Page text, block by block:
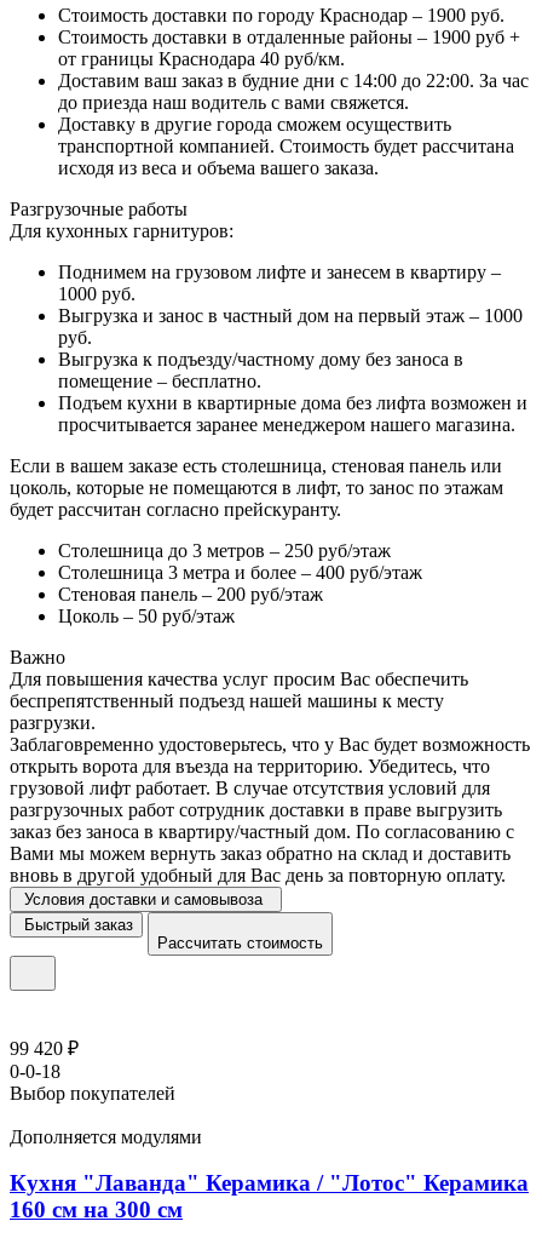
Стоимость доставки по городу Краснодар – 1900 руб.
Стоимость доставки в отдаленные районы – 1900 руб +
от границы Краснодара 40 руб/км.
Доставим ваш заказ в будние дни с 14:00 до 22:00. За час
до приезда наш водитель с вами свяжется.
Доставку в другие города сможем осуществить
транспортной компанией. Стоимость будет рассчитана
исходя из веса и объема вашего заказа.
Разгрузочные работы
Для кухонных гарнитуров:
Поднимем на грузовом лифте и занесем в квартиру –
1000 руб.
Выгрузка и занос в частный дом на первый этаж – 1000
руб.
Выгрузка к подъезду/частному дому без заноса в
помещение – бесплатно.
Подъем кухни в квартирные дома без лифта возможен и
просчитывается заранее менеджером нашего магазина.
Если в вашем заказе есть столешница, стеновая панель или
цоколь, которые не помещаются в лифт, то занос по этажам
будет рассчитан согласно прейскуранту.
Столешница до 3 метров – 250 руб/этаж
Столешница 3 метра и более – 400 руб/этаж
Стеновая панель – 200 руб/этаж
Цоколь – 50 руб/этаж
Важно
Для повышения качества услуг просим Вас обеспечить
беспрепятственный подъезд нашей машины к месту
разгрузки.
Заблаговременно удостоверьтесь, что у Вас будет возможность
открыть ворота для въезда на территорию. Убедитесь, что
грузовой лифт работает. В случае отсутствия условий для
разгрузочных работ сотрудник доставки в праве выгрузить
заказ без заноса в квартиру/частный дом. По согласованию с
Вами мы можем вернуть заказ обратно на склад и доставить
вновь в другой удобный для Вас день за повторную оплату.
Условия доставки и самовывоза
Быстрый заказ
Рассчитать стоимость
99 420 ₽
0-0-18
Выбор покупателей
Дополняется модулями
Кухня "Лаванда" Керамика / "Лотос" Керамика
160 см на 300 см